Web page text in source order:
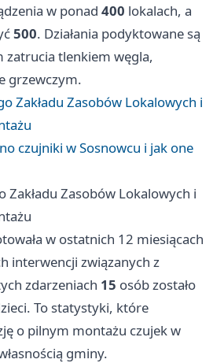
w ponad 400 lokalach, a
500. Działania podyktowane są
zatrucia tlenkiem węgla,
grzewczym.
Zakładu Zasobów Lokalowych i
czujniki w Sosnowcu i jak one
Zakładu Zasobów Lokalowych i
w ostatnich 12 miesiącach
interwencji związanych z
zdarzeniach 15 osób zostało
To statystyki, które
o pilnym montażu czujek w
gminy.